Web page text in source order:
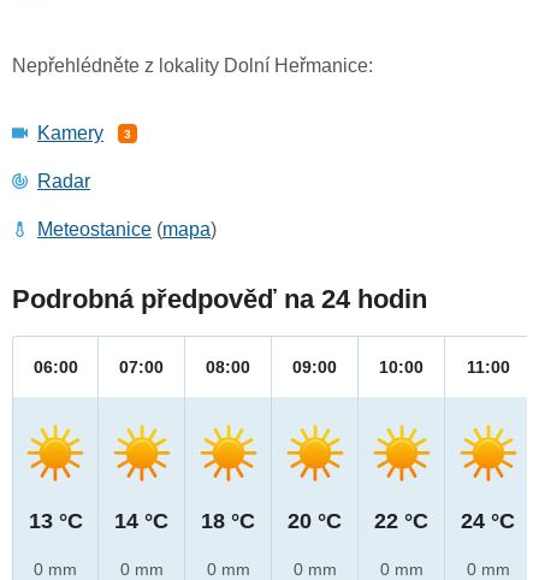
Nepřehlédněte z lokality Dolní Heřmanice:
Kamery 3
Radar
Meteostanice (mapa)
Podrobná předpověď na 24 hodin
06:00
13 °C
0 mm
07:00
14 °C
0 mm
08:00
18 °C
0 mm
09:00
20 °C
0 mm
10:00
22 °C
0 mm
11:00
24 °C
0 mm